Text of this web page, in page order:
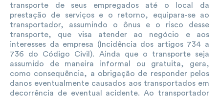
transporte de seus empregados até o local da
prestação de serviços e o retorno, equipara-se ao
transportador, assumindo o ônus e o risco desse
transporte, que visa atender ao negócio e aos
interesses da empresa (Incidência dos artigos 734 a
736 do Código Civil). Ainda que o transporte seja
assumido de maneira informal ou gratuita, gera,
como consequência, a obrigação de responder pelos
danos eventualmente causados aos transportados em
decorrência de eventual acidente. Ao transportador